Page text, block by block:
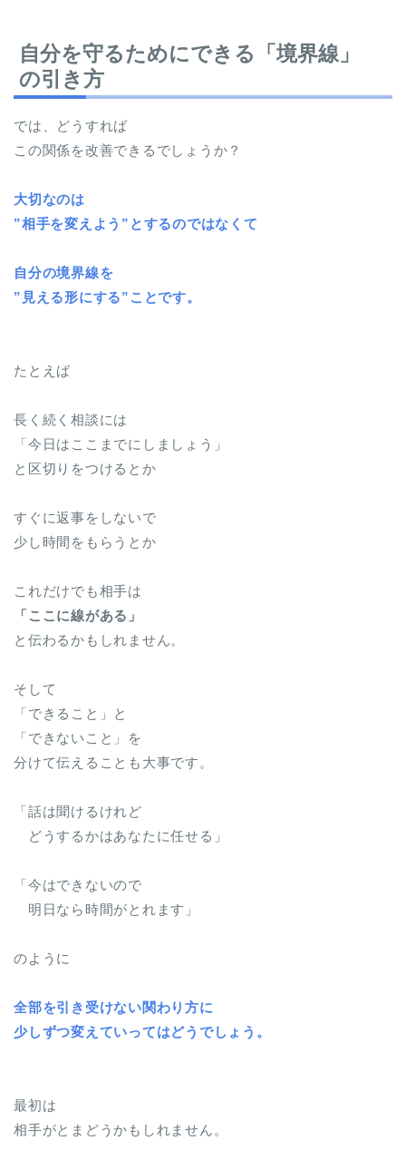
自分を守るためにできる「境界線」
の引き方
では、どうすれば
この関係を改善できるでしょうか？
大切なのは
”相手を変えよう”とするのではなくて
自分の境界線を
”見える形にする”ことです。
たとえば
長く続く相談には
「今日はここまでにしましょう」
と区切りをつけるとか
すぐに返事をしないで
少し時間をもらうとか
これだけでも相手は
「ここに線がある」
と伝わるかもしれません。
そして
「できること」と
「できないこと」を
分けて伝えることも大事です。
「話は聞けるけれど
どうするかはあなたに任せる」
「今はできないので
明日なら時間がとれます」
のように
全部を引き受けない関わり方に
少しずつ変えていってはどうでしょう。
最初は
相手がとまどうかもしれません。